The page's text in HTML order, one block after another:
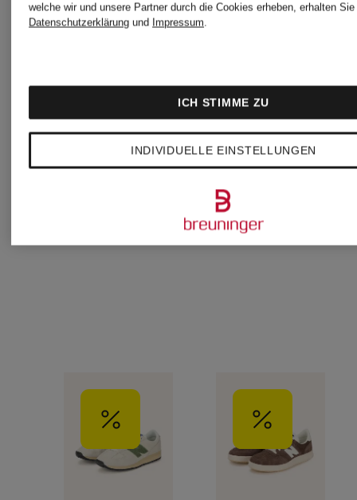
Laufschuhe
CHF 119
Ursprünglich:
REBEL
V5CHF
CHF 159
welche wir und unsere Partner durch die Cookies erheben, erhalten
Datenschutzerklärung und Impressum.
INDIVIDUELLE EINSTELLUNGEN
ICH STIMME ZU